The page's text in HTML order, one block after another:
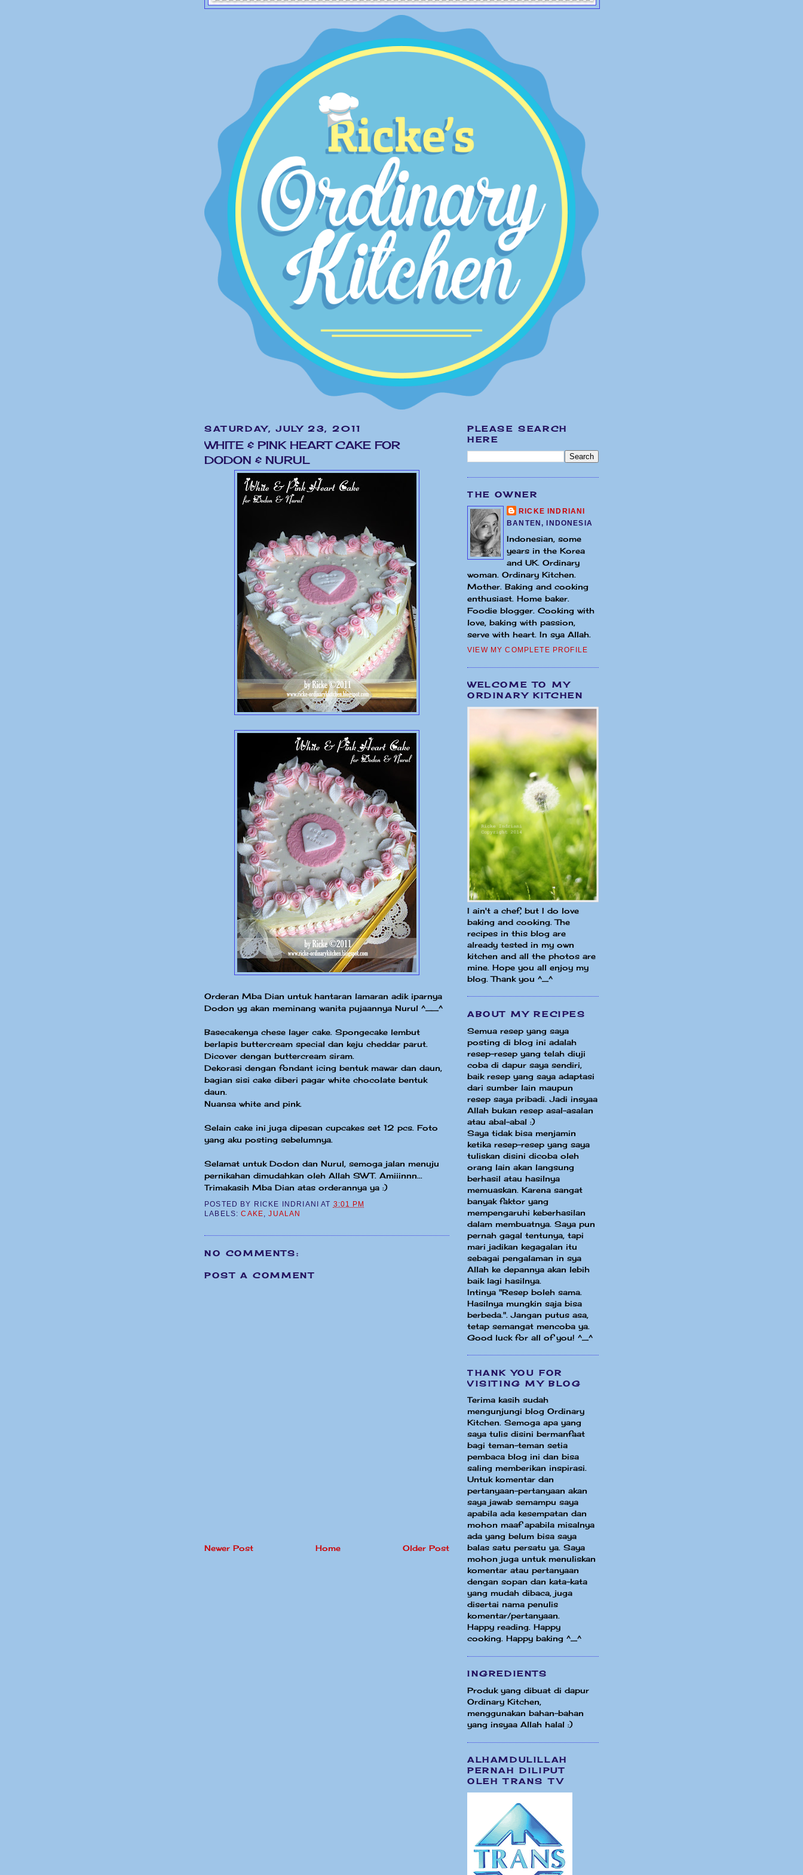
SATURDAY, JULY 23, 2011
WHITE & PINK HEART CAKE FOR
DODON & NURUL
Orderan Mba Dian untuk hantaran lamaran adik iparnya
Dodon yg akan meminang wanita pujaannya Nurul ^__^
Basecakenya chese layer cake. Spongecake lembut
berlapis buttercream special dan keju cheddar parut.
Dicover dengan buttercream siram.
Dekorasi dengan fondant icing bentuk mawar dan daun,
bagian sisi cake diberi pagar white chocolate bentuk
daun.
Nuansa white and pink.
Selain cake ini juga dipesan cupcakes set 12 pcs. Foto
yang aku posting sebelumnya.
Selamat untuk Dodon dan Nurul, semoga jalan menuju
pernikahan dimudahkan oleh Allah SWT. Amiiinnn...
Trimakasih Mba Dian atas orderannya ya :)
POSTED BY RICKE INDRIANI AT 3:01 PM
LABELS:CAKE ,JUALAN
NO COMMENTS:
POST A COMMENT
Newer Post Older Post
Home
PLEASE SEARCH
HERE
THE OWNER
RICKE INDRIANI
BANTEN, INDONESIA
Indonesian, some
years in the Korea
and UK. Ordinary
woman. Ordinary Kitchen.
Mother. Baking and cooking
enthusiast. Home baker.
Foodie blogger. Cooking with
love, baking with passion,
serve with heart. In sya Allah.
VIEW MY COMPLETE PROFILE
WELCOME TO MY
ORDINARY KITCHEN
I ain't a chef, but I do love
baking and cooking. The
recipes in this blog are
already tested in my own
kitchen and all the photos are
mine. Hope you all enjoy my
blog. Thank you ^_^
ABOUT MY RECIPES
Semua resep yang saya
posting di blog ini adalah
resep-resep yang telah diuji
coba di dapur saya sendiri,
baik resep yang saya adaptasi
dari sumber lain maupun
resep saya pribadi. Jadi insyaa
Allah bukan resep asal-asalan
atau abal-abal :)
Saya tidak bisa menjamin
ketika resep-resep yang saya
tuliskan disini dicoba oleh
orang lain akan langsung
berhasil atau hasilnya
memuaskan. Karena sangat
banyak faktor yang
mempengaruhi keberhasilan
dalam membuatnya. Saya pun
pernah gagal tentunya, tapi
mari jadikan kegagalan itu
sebagai pengalaman in sya
Allah ke depannya akan lebih
baik lagi hasilnya.
Intinya "Resep boleh sama.
Hasilnya mungkin saja bisa
berbeda.". Jangan putus asa,
tetap semangat mencoba ya.
Good luck for all of you! ^_^
THANK YOU FOR
VISITING MY BLOG
Terima kasih sudah
mengunjungi blog Ordinary
Kitchen. Semoga apa yang
saya tulis disini bermanfaat
bagi teman-teman setia
pembaca blog ini dan bisa
saling memberikan inspirasi.
Untuk komentar dan
pertanyaan-pertanyaan akan
saya jawab semampu saya
apabila ada kesempatan dan
mohon maaf apabila misalnya
ada yang belum bisa saya
balas satu persatu ya. Saya
mohon juga untuk menuliskan
komentar atau pertanyaan
dengan sopan dan kata-kata
yang mudah dibaca, juga
disertai nama penulis
komentar/pertanyaan.
Happy reading. Happy
cooking. Happy baking ^_^
INGREDIENTS
Produk yang dibuat di dapur
Ordinary Kitchen,
menggunakan bahan-bahan
yang insyaa Allah halal :)
ALHAMDULILLAH
PERNAH DILIPUT
OLEH TRANS TV